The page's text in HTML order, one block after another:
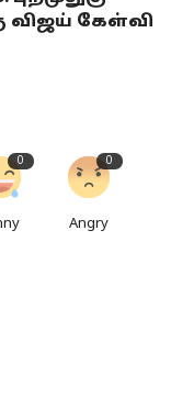
விஜய் கேள்வி
0 0
Angry